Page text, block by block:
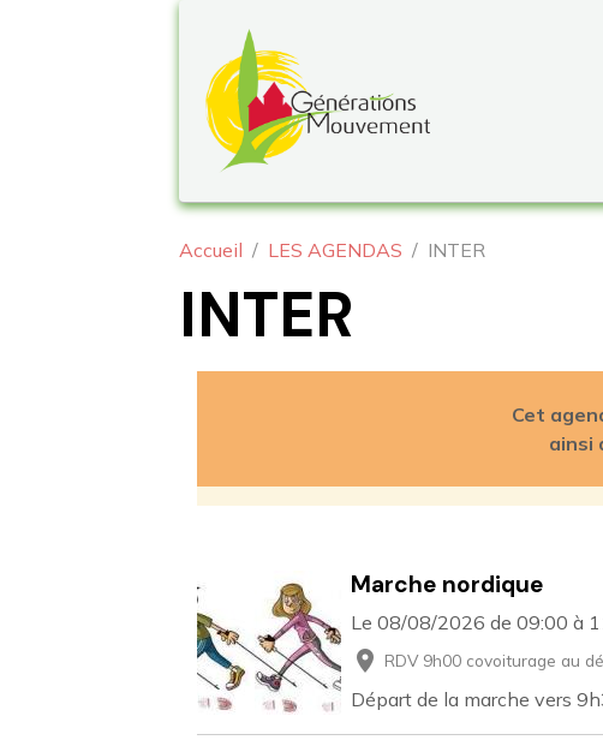
Accueil LES AGENDAS INTER
INTER
Cet
ainsi
Marche nordique
Le 08/08/2026 de 09:00 à
RDV 9h00 covoiturage au
Départ de la marche vers